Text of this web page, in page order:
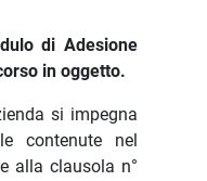
di Adesione
in oggetto.
si impegna
contenute nel
alla clausola n°